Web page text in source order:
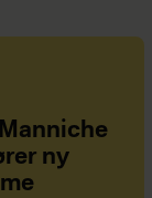
ny